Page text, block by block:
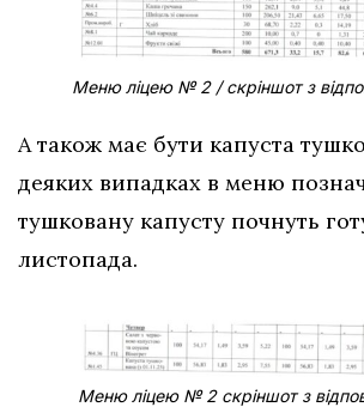
Меню ліцею № 2 / скріншот з
А також має бути капуста
деяких випадках в меню
тушковану капусту почнуть
листопада.
Меню ліцею № 2 скріншот з